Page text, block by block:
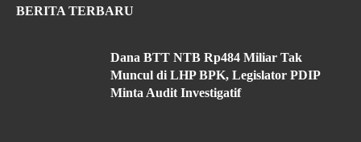
BERITA TERBARU
Dana BTT NTB Rp484 Miliar Tak
Muncul di LHP BPK, Legislator PDIP
Minta Audit Investigatif